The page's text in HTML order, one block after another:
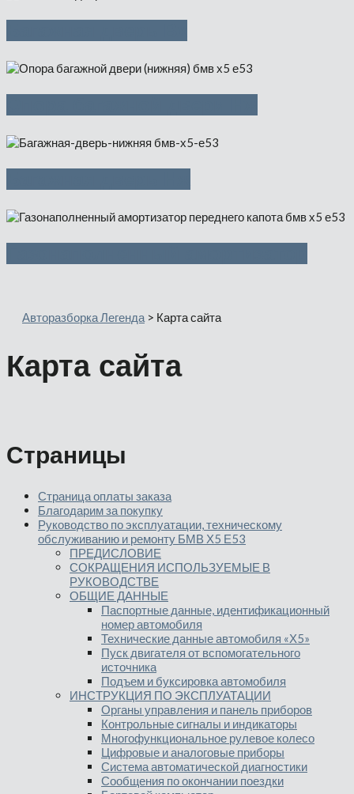
Авторазборка Легенда > Карта сайта
Карта сайта
Страницы
Страница оплаты заказа
Благодарим за покупку
Руководство по эксплуатации, техническому
обслуживанию и ремонту БМВ Х5 Е53
ПРЕДИСЛОВИЕ
СОКРАЩЕНИЯ ИСПОЛЬЗУЕМЫЕ В
РУКОВОДСТВЕ
ОБЩИЕ ДАННЫЕ
Паспортные данные, идентификационный
номер автомобиля
Технические данные автомобиля «Х5»
Пуск двигателя от вспомогательного
источника
Подъем и буксировка автомобиля
ИНСТРУКЦИЯ ПО ЭКСПЛУАТАЦИИ
Органы управления и панель приборов
Контрольные сигналы и индикаторы
Многофункциональное рулевое колесо
Цифровые и аналоговые приборы
Система автоматической диагностики
Сообщения по окончании поездки